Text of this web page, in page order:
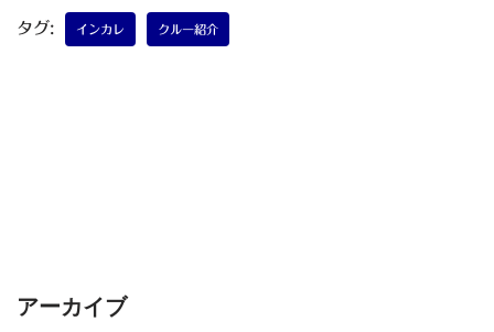
タグ: インカレ クルー紹介
アーカイブ